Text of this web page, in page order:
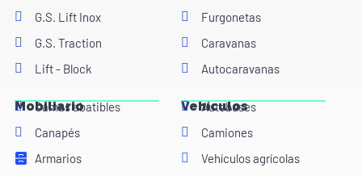
G.S. Lift Inox
G.S. Traction
Lift - Block
Furgonetas
Caravanas
Autocaravanas
Mobiliario
Camas abatibles
Canapés
Armarios
Vehículos
Autobuses
Camiones
Vehículos agrícolas